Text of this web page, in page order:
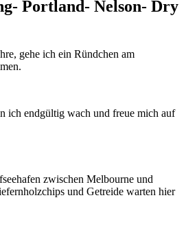
Portland- Nelson- Dry
gehe ich ein Ründchen am
ich endgültig wach und freue mich auf
zwischen Melbourne und
und Getreide warten hier